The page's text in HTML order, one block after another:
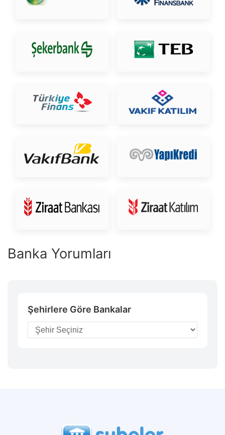
Banka Yorumları
Şehirlere Göre Bankalar